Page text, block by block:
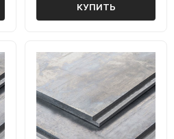
КУПИТЬ